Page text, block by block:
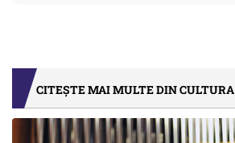
CITEȘTE MAI MULTE DIN CULTURA